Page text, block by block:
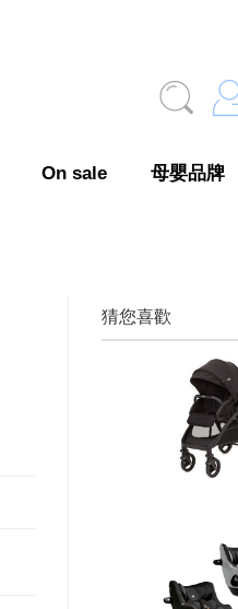
On sale 母嬰品牌
猜您喜歡